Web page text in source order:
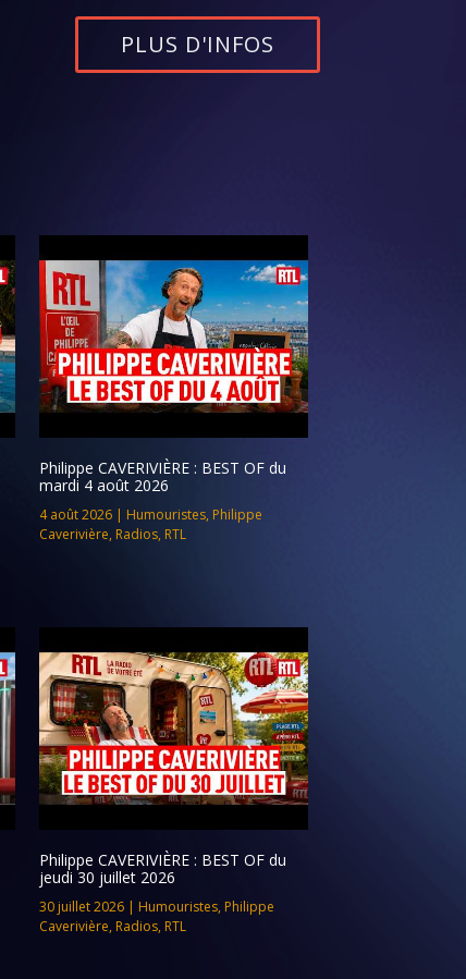
PLUS D'INFOS
Philippe CAVERIVIÈRE : BEST OF du
mardi 4 août 2026
4 août 2026| Humouristes, Philippe
Caverivière, Radios, RTL
Philippe CAVERIVIÈRE : BEST OF du
jeudi 30 juillet 2026
30 juillet 2026| Humouristes, Philippe
Caverivière, Radios, RTL